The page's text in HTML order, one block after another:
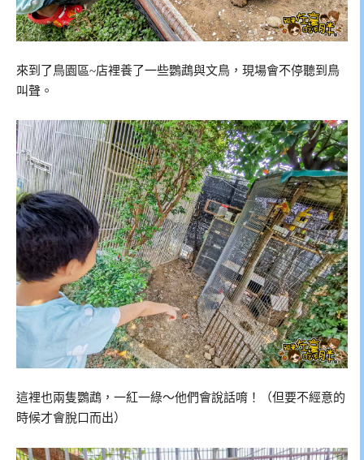
來到了鳥園區~店裡養了一些鸚鵡與文鳥，現場會不停聽到鳥
叫聲。
這裡也兩隻鸚鵡，一紅一綠～他們會說話唷！（但要不經意的
時候才會脫口而出）